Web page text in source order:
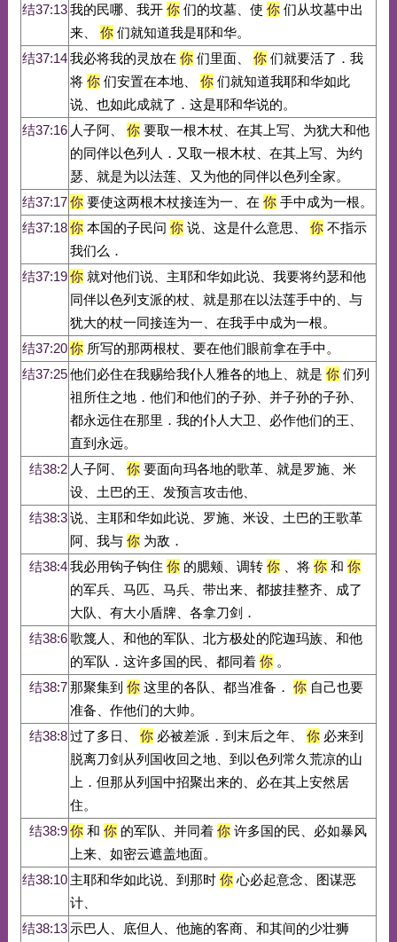
结37:13我的民哪、我开 你们的坟墓、使 你们从坟墓中出
来、
你们就知道我是耶和华。
结37:14我必将我的灵放在 你们里面、 你们就要活了．我
将 你们安置在本地、 你们就知道我耶和华如此
说、也如此成就了．这是耶和华说的。
结37:16 人子阿、 你要取一根木杖、在其上写、为犹大和他
的同伴以色列人．又取一根木杖、在其上写、为约
瑟、就是为以法莲、又为他的同伴以色列全家。
结37:17你要使这两根木杖接连为一、在 你手中成为一根。
结37:18你本国的子民问 你说、这是什么意思、 你不指示
我们么．
结37:19你就对他们说、主耶和华如此说、我要将约瑟和他
同伴以色列支派的杖、就是那在以法莲手中的、与
犹大的杖一同接连为一、在我手中成为一根。
结37:20你所写的那两根杖、要在他们眼前拿在手中。
结37:25他们必住在我赐给我仆人雅各的地上、就是 你们列
祖所住之地．他们和他们的子孙、并子孙的子孙、
都永远住在那里．我的仆人大卫、必作他们的王、
直到永远。
结38:2 人子阿、 你要面向玛各地的歌革、就是罗施、米
设、土巴的王、发预言攻击他、
结38:3说、主耶和华如此说、罗施、米设、土巴的王歌革
阿、我与 你为敌．
结38:4我必用钩子钩住 你的腮颊、调转 你、将 你和 你
的军兵、马匹、马兵、带出来、都披挂整齐、成了
大队、有大小盾牌、各拿刀剑．
结38:6歌篾人、和他的军队、北方极处的陀迦玛族、和他
的军队．这许多国的民、都同着 你。
结38:7那聚集到 你这里的各队、都当准备． 你自己也要
准备、作他们的大帅。
结38:8过了多日、 你必被差派．到末后之年、 你必来到
脱离刀剑从列国收回之地、到以色列常久荒凉的山
上．但那从列国中招聚出来的、必在其上安然居
住。
结38:9你和 你的军队、并同着 你许多国的民、必如暴风
上来、如密云遮盖地面。
结38:10 主耶和华如此说、到那时 你心必起意念、图谋恶
计、
结38:13 示巴人、底但人、他施的客商、和其间的少壮狮